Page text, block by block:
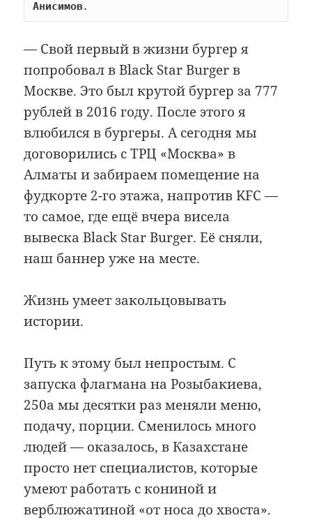
Анисимов.
— Свой первый в жизни бургер я
попробовал в Black Star Burger в
Москве. Это был крутой бургер за 777
рублей в 2016 году. После этого я
влюбился в бургеры. А сегодня мы
договорились с ТРЦ «Москва» в
Алматы и забираем помещение на
фудкорте 2-го этажа, напротив KFC —
то самое, где ещё вчера висела
вывеска Black Star Burger. Её сняли,
наш баннер уже на месте.
Жизнь умеет закольцовывать
истории.
Путь к этому был непростым. С
запуска флагмана на Розыбакиева,
250а мы десятки раз меняли меню,
подачу, порции. Сменилось много
людей — оказалось, в Казахстане
просто нет специалистов, которые
умеют работать с кониной и
верблюжатиной «от носа до хвоста».